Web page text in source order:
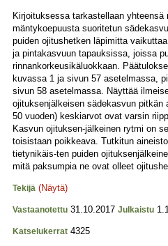
Kirjoituksessa tarkastellaan yhteensä
mäntykoepuusta suoritetun
puiden ojitushetken läpimitta
ja pintakasvuun tapauksissa, joissa
rinnankorkeusikäluokkaan.
kuvassa 1 ja sivun 57 asetelmassa,
sivun 58 asetelmassa. Näyttää
ojituksenjälkeisen sädekasvun pitkän
50 vuoden) keskiarvot ovat varsin
Kasvun ojituksen-jälkeinen rytmi on
toisistaan poikkeava. Tutkitun
tietynikäis-ten puiden
mitä paksumpia ne ovat olleet
Tekijä (Näytä)
Vastaanotettu 31.10.2017 Julkaistu
Katselukerrat 4325